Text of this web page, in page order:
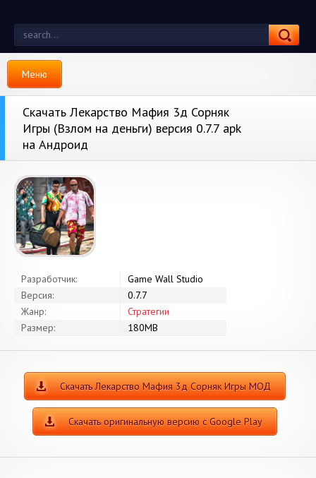
Меню
Скачать Лекарство Мафия 3д Сорняк
Игры (Взлом на деньги) версия 0.7.7 apk
на Андроид
Разработчик:
Game Wall Studio
Версия:
0.7.7
Жанр:
Стратегии
Размер:
180MB
Скачать Лекарство Мафия 3д Сорняк Игры МОД
Скачать оригинальную версию с Google Play